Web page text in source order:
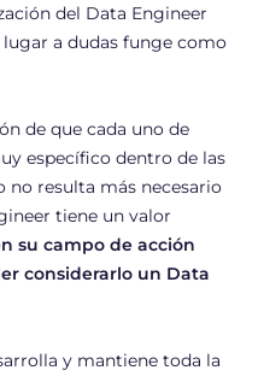
del Data Engineer
a dudas funge como
de que cada uno de
específico dentro de las
no resulta más necesario
tiene un valor
su campo de acción
considerarlo un Data
y mantiene toda la